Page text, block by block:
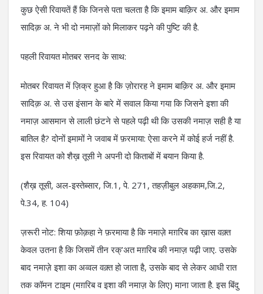
कुछ ऐसी रिवायतें हैं कि जिनसे पता चलता है कि इमाम बाक़िर अ. और इमाम
सादिक़ अ. ने भी दो नमाज़ों को मिलाकर पढ़ने की पुष्टि की है.
पहली रिवायत मोतबर सनद के साथ:
मोतबर रिवायत में ज़िक्र हुआ है कि ज़ोरारह ने इमाम बाक़िर अ. और इमाम
सादिक़ अ. से उस इंसान के बारे में सवाल किया गया कि जिसने इशा की
नमाज़ आसमान से लाली छंटने से पहले पढ़ी थी कि उसकी नमाज़ सही है या
बातिल है? दोनों इमामों ने जवाब में फ़रमाया: ऐसा करने में कोई हर्ज नहीं है.
इस रिवायत को शैख़ तूसी ने अपनी दो किताबों में बयान किया है.
(शैख़ तूसी, अल-इस्तेब्सार, जि.1, पे. 271, तहज़ीबुल अहकाम,जि.2,
पे.34, ह. 104)
ज़रूरी नोट: शिया फ़ोक़हा ने फ़रमाया है कि नमाज़े मग़रिब का ख़ास वक़्त
केवल उतना है कि जिसमें तीन रक्’अत मग़रिब की नमाज़ पढ़ी जाए. उसके
बाद नमाज़े इशा का अव्वल वक़्त हो जाता है, उसके बाद से लेकर आधी रात
तक कॉमन टाइम (मग़रिब व इशा की नमाज़ के लिए) माना जाता है. इस बिंदु